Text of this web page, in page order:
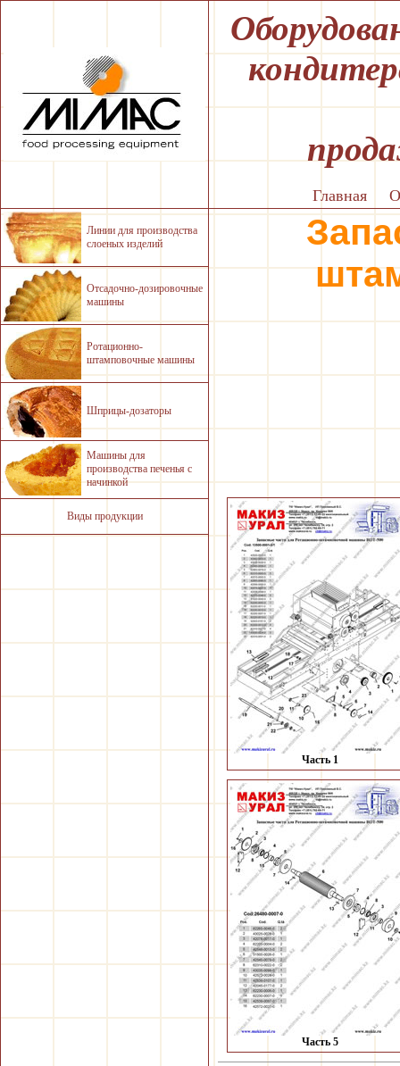
Главная
Линии для производства
слоеных изделий
Отсадочно-дозировочные
машины
Ротационно-
штамповочные машины
Шприцы-дозаторы
Машины для
производства печенья с
начинкой
Виды продукции
Часть 1
Часть 5